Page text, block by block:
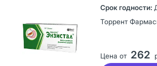
Цена от 262